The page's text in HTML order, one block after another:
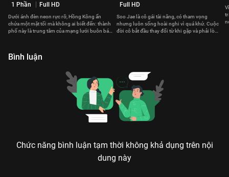
1 Phần
Full HD
Dưới ánh đèn neon rực rỡ, Hồng Kông ẩn
chứa một mặt tối mà không ai biết đến: thành
phố này là trung tâm của mạng lưới buôn bán
Full HD
Soo Jae là cô gái tài năng, có tham vọng
nhưng luôn sống hoài nghi vì quá khứ. Cuộc
đời cô bắt đầu thay đổi từ khi gặp và phải lòng
Bình luận
Chức năng bình luận tạm thời không khả dụng trên nội
dung này